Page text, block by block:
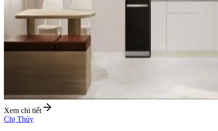
Xem chi tiết
Chị Thủy